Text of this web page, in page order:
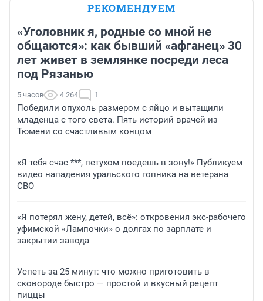
РЕКОМЕНДУЕМ
«Уголовник я, родные со мной не
общаются»: как бывший «афганец» 30
лет живет в землянке посреди леса
под Рязанью
5 часов 4 264 1
Победили опухоль размером с яйцо и вытащили
младенца с того света. Пять историй врачей из
Тюмени со счастливым концом
«Я тебя счас ***, петухом поедешь в зону!» Публикуем
видео нападения уральского гопника на ветерана
СВО
«Я потерял жену, детей, всё»: откровения экс-рабочего
уфимской «Лампочки» о долгах по зарплате и
закрытии завода
Успеть за 25 минут: что можно приготовить в
сковороде быстро — простой и вкусный рецепт
пиццы